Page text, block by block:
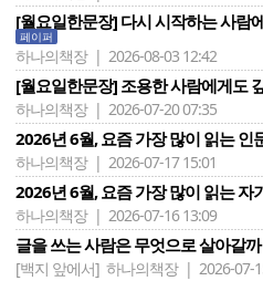
[월요일한문장] 다시 시작하는 사람
페이퍼
하나의책장 | 2026-08-03 12:42
[월요일한문장] 조용한 사람에게도
하나의책장 | 2026-07-20 07:35
2026년 6월, 요즘 가장 많이 읽는 인
하나의책장 | 2026-07-17 15:01
2026년 6월, 요즘 가장 많이 읽는 자
하나의책장 | 2026-07-16 13:09
글을 쓰는 사람은 무엇으로 살아갈
[백지 앞에서] 하나의책장 | 2026-07-